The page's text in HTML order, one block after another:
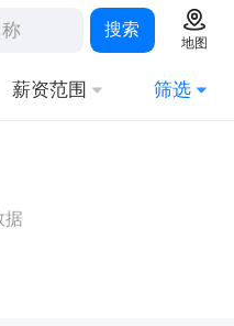
搜索
地图
薪资范围 筛选
据